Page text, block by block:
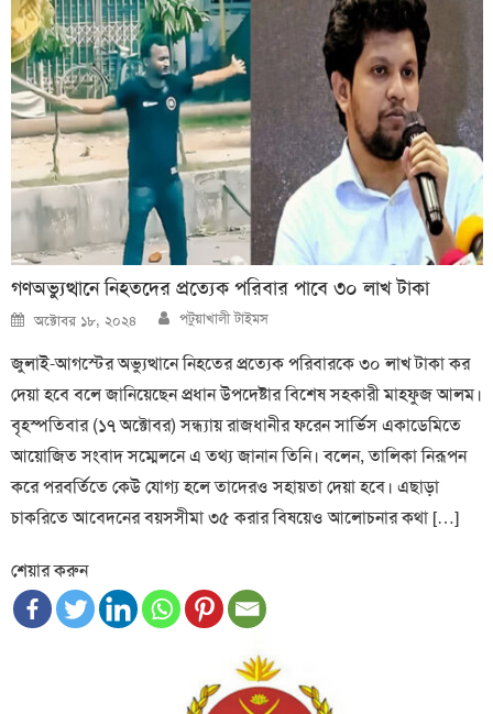
গণঅভ্যুত্থানে নিহতদের প্রত্যেক পরিবার পাবে ৩০ লাখ টাকা
Posted
on
অক্টোবর ১৮, ২০২৪ Author
পটুয়াখালী টাইমস
জুলাই-আগস্টের অভ্যুত্থানে নিহতের প্রত্যেক পরিবারকে ৩০ লাখ টাকা কর
দেয়া হবে বলে জানিয়েছেন প্রধান উপদেষ্টার বিশেষ সহকারী মাহফুজ আলম।
বৃহস্পতিবার (১৭ অক্টোবর) সন্ধ্যায় রাজধানীর ফরেন সার্ভিস একাডেমিতে
আয়োজিত সংবাদ সম্মেলনে এ তথ্য জানান তিনি। বলেন, তালিকা নিরূপন
করে পরবর্তিতে কেউ যোগ্য হলে তাদেরও সহায়তা দেয়া হবে। এছাড়া
চাকরিতে আবেদনের বয়সসীমা ৩৫ করার বিষয়েও আলোচনার কথা […]
শেয়ার করুন